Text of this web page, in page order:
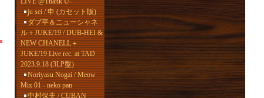
ju sei / 申 (カセット版)
ダブ平＆ニューシャネ
ル＋JUKE/19 / DUB-HEI &
NEW CHANELL＋
JUKE/19 Live rec. at TAD
2023.9.18 (3LP盤)
Noriyasu Nogai / Meow
Mix 01 - neko pan
中村保夫 / CUBAN